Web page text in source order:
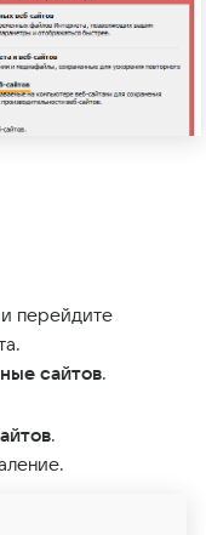
перейдите
сайтов.
.